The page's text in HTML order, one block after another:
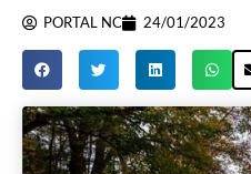
PORTAL NC 24/01/2023